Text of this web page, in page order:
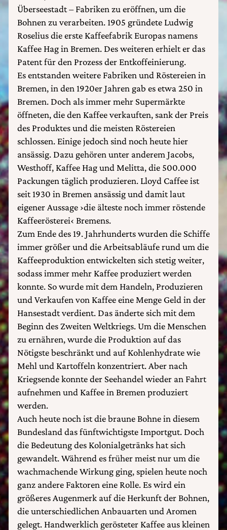
Überseestadt – Fabriken zu eröffnen, um die
Bohnen zu verarbeiten. 1905 gründete Ludwig
Roselius die erste Kaffeefabrik Europas namens
Kaffee Hag in Bremen. Des weiteren erhielt er das
Patent für den Prozess der Entkoffeinierung.
Es entstanden weitere Fabriken und Röstereien in
Bremen, in den 1920er Jahren gab es etwa 250 in
Bremen. Doch als immer mehr Supermärkte
öffneten, die den Kaffee verkauften, sank der Preis
des Produktes und die meisten Röstereien
schlossen. Einige jedoch sind noch heute hier
ansässig. Dazu gehören unter anderem Jacobs,
Westhoff, Kaffee Hag und Melitta, die 500.000
Packungen täglich produzieren. Lloyd Caffee ist
seit 1930 in Bremen ansässig und damit laut
eigener Aussage ›die älteste noch immer röstende
Kaffeerösterei‹ Bremens.
Zum Ende des 19. Jahrhunderts wurden die Schiffe
immer größer und die Arbeitsabläufe rund um die
Kaffeeproduktion entwickelten sich stetig weiter,
sodass immer mehr Kaffee produziert werden
konnte. So wurde mit dem Handeln, Produzieren
und Verkaufen von Kaffee eine Menge Geld in der
Hansestadt verdient. Das änderte sich mit dem
Beginn des Zweiten Weltkriegs. Um die Menschen
zu ernähren, wurde die Produktion auf das
Nötigste beschränkt und auf Kohlenhydrate wie
Mehl und Kartoffeln konzentriert. Aber nach
Kriegsende konnte der Seehandel wieder an Fahrt
aufnehmen und Kaffee in Bremen produziert
werden.
Auch heute noch ist die braune Bohne in diesem
Bundesland das fünftwichtigste Importgut. Doch
die Bedeutung des Kolonialgetränks hat sich
gewandelt. Während es früher meist nur um die
wachmachende Wirkung ging, spielen heute noch
ganz andere Faktoren eine Rolle. Es wird ein
größeres Augenmerk auf die Herkunft der Bohnen,
die unterschiedlichen Anbauarten und Aromen
gelegt. Handwerklich gerösteter Kaffee aus kleinen